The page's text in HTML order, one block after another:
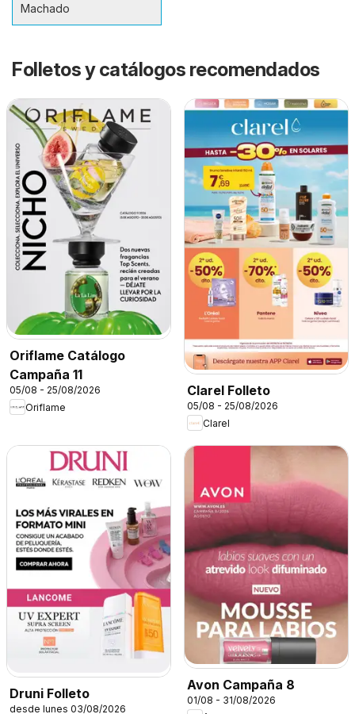
Machado
Folletos y catálogos recomendados
Oriflame Catálogo
Campaña 11
05/08 - 25/08/2026
Oriflame
Clarel Folleto
05/08 - 25/08/2026
Clarel
Druni Folleto
desde lunes 03/08/2026
Avon Campaña 8
01/08 - 31/08/2026